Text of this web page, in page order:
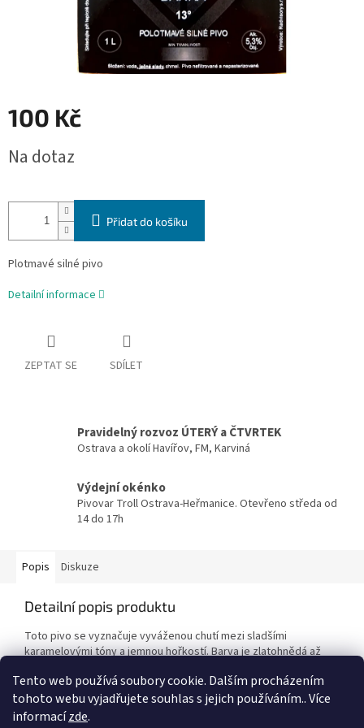
Tento web používá soubory cookie. Dalším procházením
tohoto webu vyjadřujete souhlas s jejich používáním.. Více
informacízde.
100 Kč
cena:
Na dotaz
Přidat do košíku
Plotmavé silné pivo
Detailní informace
ZEPTAT SE SDÍLET
Pravidelný rozvoz ÚTERÝ a ČTVRTEK
Ostrava a okolí Havířov, FM, Karviná
Výdejní okénko
Pivovar Troll Ostrava-Heřmanice. Otevřeno středa od
14 do 17h
Popis Diskuze
Detailní popis produktu
Toto pivo se vyznačuje vyváženou chutí mezi sladšími
karamelovými tóny a jemnou hořkostí. Barva je zlatohnědá až